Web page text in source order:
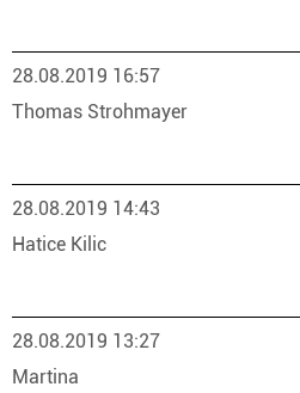
28.08.2019 16:57
Thomas Strohmayer
28.08.2019 14:43
Hatice Kilic
28.08.2019 13:27
Martina